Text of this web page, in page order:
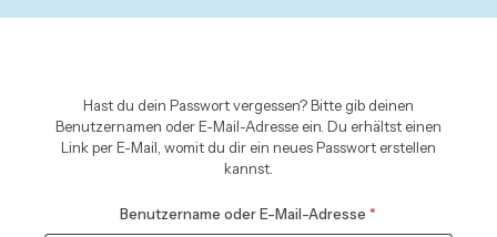
Hast du dein Passwort vergessen? Bitte gib deinen
Benutzernamen oder E-Mail-Adresse ein. Du erhältst einen
Link per E-Mail, womit du dir ein neues Passwort erstellen
kannst.
Benutzername oder E-Mail-Adresse*